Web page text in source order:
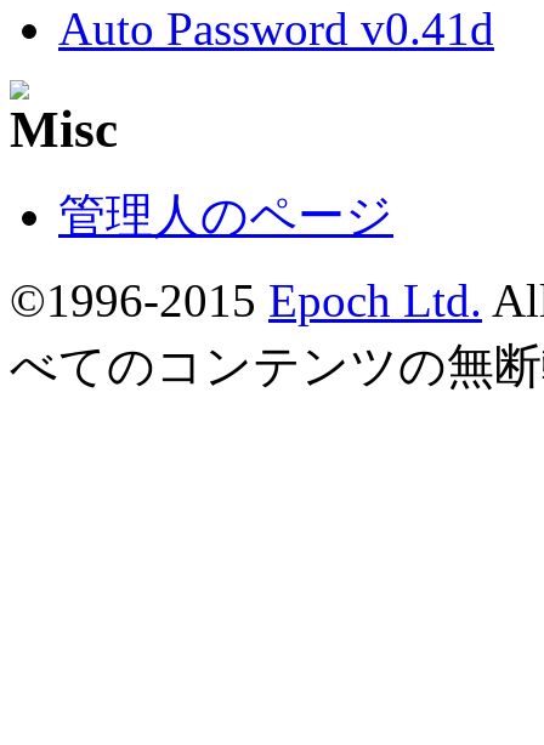
Auto Password v0.41d
管理人のページ
©1996-2015 Epoch Ltd.
べてのコンテンツの無